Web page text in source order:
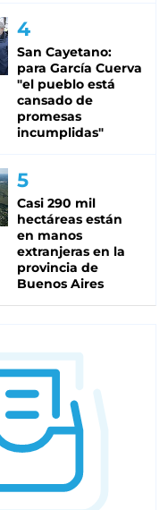
San Cayetano:
para García Cuerva
"el pueblo está
cansado de
promesas
incumplidas"
Casi 290 mil
hectáreas están
en manos
extranjeras en la
provincia de
Buenos Aires